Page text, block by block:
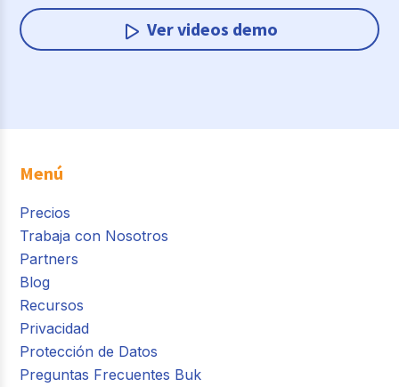
Ver videos demo
Menú
Precios
Trabaja con Nosotros
Partners
Blog
Recursos
Privacidad
Protección de Datos
Preguntas Frecuentes Buk